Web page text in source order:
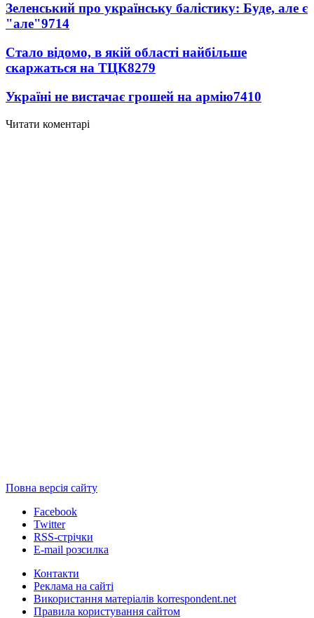
Зеленський про українську балістику: Буде, але є
"але"9714
Стало відомо, в якій області найбільше
скаржаться на ТЦК8279
Україні не вистачає грошей на армію7410
Читати коментарі
Повна версія сайту
Facebook
Twitter
RSS-стрічки
E-mail розсилка
Контакти
Реклама на сайті
Використання матеріалів korrespondent.net
Правила користування сайтом